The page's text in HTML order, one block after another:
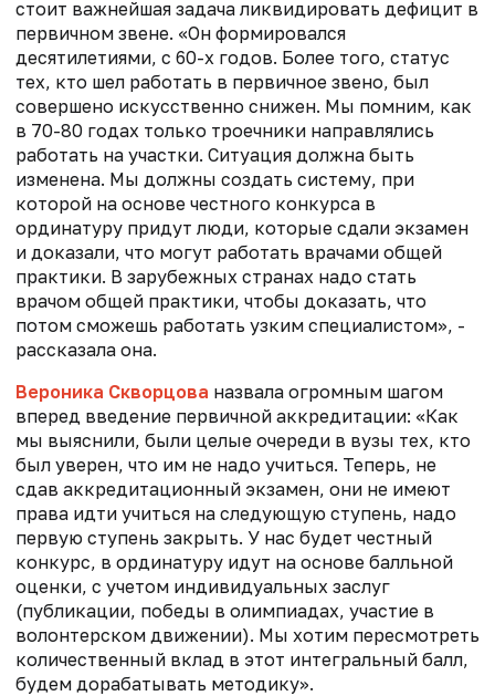
стоит важнейшая задача ликвидировать дефицит в
первичном звене. «Он формировался
десятилетиями, с 60-х годов. Более того, статус
тех, кто шел работать в первичное звено, был
совершено искусственно снижен. Мы помним, как
в 70-80 годах только троечники направлялись
работать на участки. Ситуация должна быть
изменена. Мы должны создать систему, при
которой на основе честного конкурса в
ординатуру придут люди, которые сдали экзамен
и доказали, что могут работать врачами общей
практики. В зарубежных странах надо стать
врачом общей практики, чтобы доказать, что
потом сможешь работать узким специалистом», -
рассказала она.
Вероника Скворцова назвала огромным шагом
вперед введение первичной аккредитации: «Как
мы выяснили, были целые очереди в вузы тех, кто
был уверен, что им не надо учиться. Теперь, не
сдав аккредитационный экзамен, они не имеют
права идти учиться на следующую ступень, надо
первую ступень закрыть. У нас будет честный
конкурс, в ординатуру идут на основе балльной
оценки, с учетом индивидуальных заслуг
(публикации, победы в олимпиадах, участие в
волонтерском движении). Мы хотим пересмотреть
количественный вклад в этот интегральный балл,
будем дорабатывать методику».